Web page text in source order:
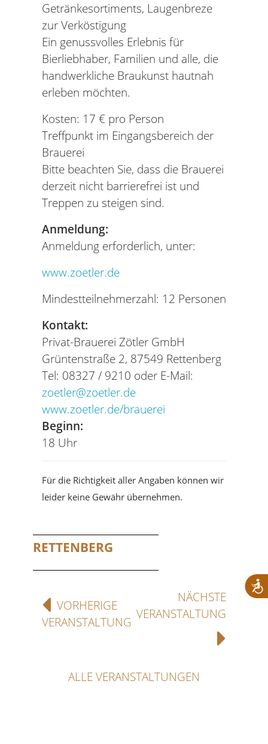
Getränkesortiments, Laugenbreze
zur Verköstigung
Ein genussvolles Erlebnis für
Bierliebhaber, Familien und alle, die
handwerkliche Braukunst hautnah
erleben möchten.
Kosten: 17 € pro Person
Treffpunkt im Eingangsbereich der
Brauerei
Bitte beachten Sie, dass die Brauerei
derzeit nicht barrierefrei ist und
Treppen zu steigen sind.
Anmeldung:
Anmeldung erforderlich, unter:
www.zoetler.de
Mindestteilnehmerzahl: 12 Personen
Kontakt:
Privat-Brauerei Zötler GmbH
Grüntenstraße 2, 87549 Rettenberg
Tel: 08327 / 9210 oder E-Mail:
zoetler@zoetler.de
www.zoetler.de/brauerei
Beginn:
18 Uhr
Für die Richtigkeit aller Angaben können wir
leider keine Gewähr übernehmen.
RETTENBERG
VORHERIGE
VERANSTALTUNG
NÄCHSTE
VERANSTALTUNG
ALLE VERANSTALTUNGEN